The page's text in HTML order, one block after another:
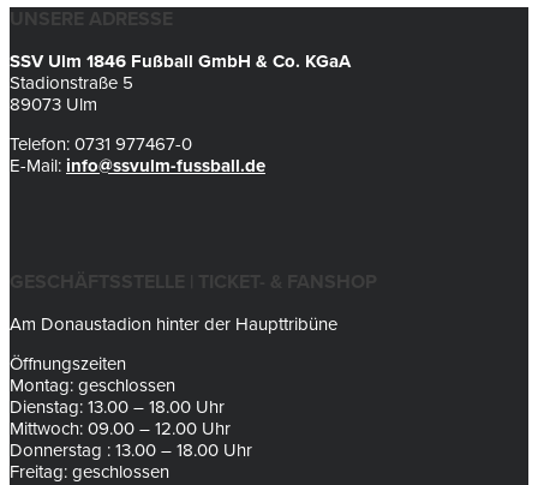
UNSERE ADRESSE
SSV Ulm 1846 Fußball GmbH & Co. KGaA
Stadionstraße 5
89073 Ulm
Telefon: 0731 977467-0
E-Mail: info@ssvulm-fussball.de
GESCHÄFTSSTELLE | TICKET- & FANSHOP
Am Donaustadion hinter der Haupttribüne
Öffnungszeiten
Montag: geschlossen
Dienstag: 13.00 – 18.00 Uhr
Mittwoch: 09.00 – 12.00 Uhr
Donnerstag : 13.00 – 18.00 Uhr
Freitag: geschlossen